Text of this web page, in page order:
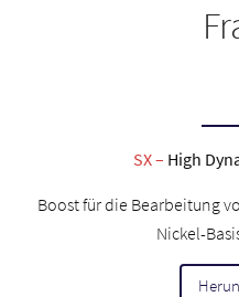
SX – High
Boost für die Bearbeitung
Nickel-